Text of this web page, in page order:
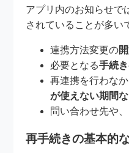
アプリ内のお知らせで
されていることが多い
連携方法変更の
必要となる手続
再連携を行わな
が使えない期間な
問い合わせ先や
再手続きの基本的